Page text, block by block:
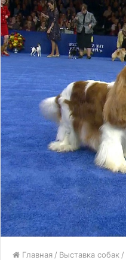
Главная / Выставка собак /